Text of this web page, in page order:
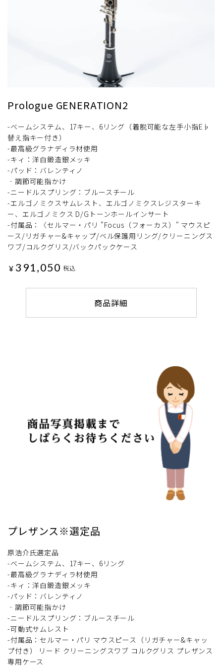
Prologue GENERATION2
-ベームシステム、17キー、6リング（着脱可能な左手小指E♭
替え指キー付き）
-最高級グラナディラ材使用
-キィ：洋白鍛造銀メッキ
-パッド：バレンティノ
‐調節可能指かけ
-ニードルスプリング：ブルースチール
-エルゴノミクスサムレスト、エルゴノミクスレジスターキ
ー、エルゴノミクス D/Gトーンホールインサート
-付属品：〈セルマー・パリ "Focus（フォーカス）" マウスピ
ース/リガチャー&キャップ/ベル保護用リング/クリーニングス
ワブ/コルクグリス/バックパックケース
¥ 391,050 税込
商品詳細
プレザンス※選定品
原浩介氏選定品
-ベームシステム、17キー、6リング
-最高級グラナディラ材使用
-キィ：洋白鍛造銀メッキ
-パッド：バレンティノ
‐調節可能指かけ
-ニードルスプリング：ブルースチール
-可動式サムレスト
-付属品：セルマー・パリ マウスピース（リガチャー&キャッ
プ付き） リード クリーニングスワブ コルクグリス プレザンス
専用ケース